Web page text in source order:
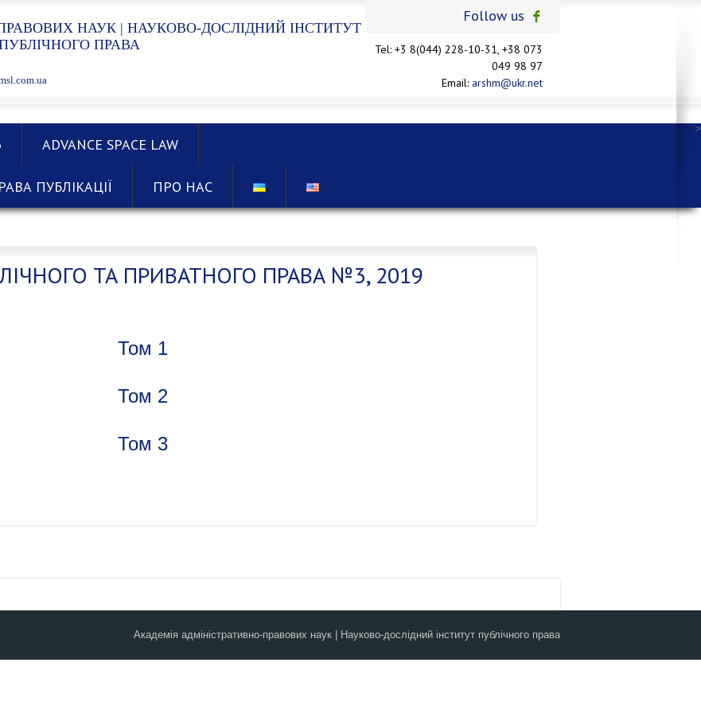
НАУК | НАУКОВО-ДОСЛІДНИЙ ІНСТИТУТ
ПРАВА
Follow us
Tel: +3 8(044) 228-10-31, +38 073
049 98 97
Email: arshm@ukr.net
ADVANCE SPACE LAW
ПУБЛІКАЦІЇ ПРО НАС
>
ТА ПРИВАТНОГО ПРАВА №3, 2019
Том 1
Том 2
Том 3
Академія адміністративно-правових наук | Науково-дослідний інститут публічного права